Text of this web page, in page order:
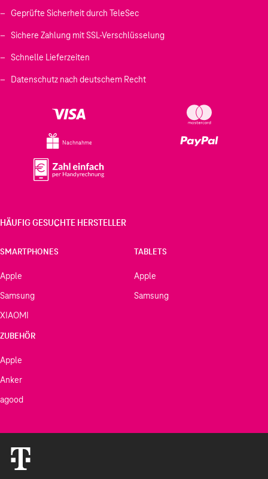
Geprüfte Sicherheit durch TeleSec
Sichere Zahlung mit SSL-Verschlüsselung
Schnelle Lieferzeiten
Datenschutz nach deutschem Recht
Nachnahme
HÄUFIG GESUCHTE HERSTELLER
SMARTPHONES
Apple
Samsung
XIAOMI
TABLETS
Apple
Samsung
ZUBEHÖR
Apple
Anker
agood